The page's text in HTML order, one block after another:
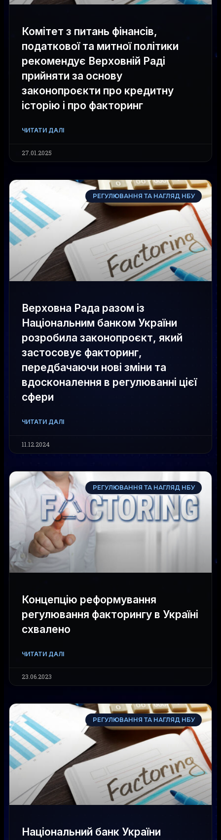
Комітет з питань фінансів,
податкової та митної політики
рекомендує Верховній Раді
прийняти за основу
законопроєкти про кредитну
історію і про факторинг
ЧИТАТИ ДАЛІ
27.01.2025
РЕГУЛЮВАННЯ ТА НАГЛЯД НБУ
Верховна Рада разом із
Національним банком України
розробила законопроєкт, який
застосовує факторинг,
передбачаючи нові зміни та
вдосконалення в регулюванні цієї
сфери
ЧИТАТИ ДАЛІ
11.12.2024
РЕГУЛЮВАННЯ ТА НАГЛЯД НБУ
Концепцію реформування
регулювання факторингу в Україні
схвалено
ЧИТАТИ ДАЛІ
23.06.2023
РЕГУЛЮВАННЯ ТА НАГЛЯД НБУ
Національний банк України